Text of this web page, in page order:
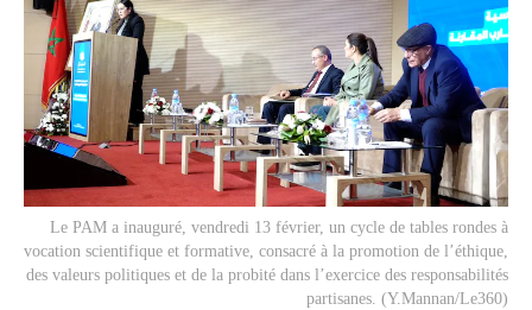
Le PAM a inauguré, vendredi 13 février, un cycle de tables rondes à
vocation scientifique et formative, consacré à la promotion de l’éthique,
des valeurs politiques et de la probité dans l’exercice des responsabilités
partisanes. (Y.Mannan/Le360)